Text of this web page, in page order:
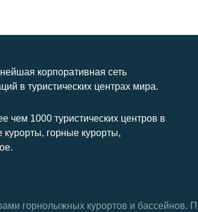
корпоративная сеть
в туристических центрах мира.
чем 1000 туристических центров в
горные курорты,
горнолыжных курортов и бассейнов.